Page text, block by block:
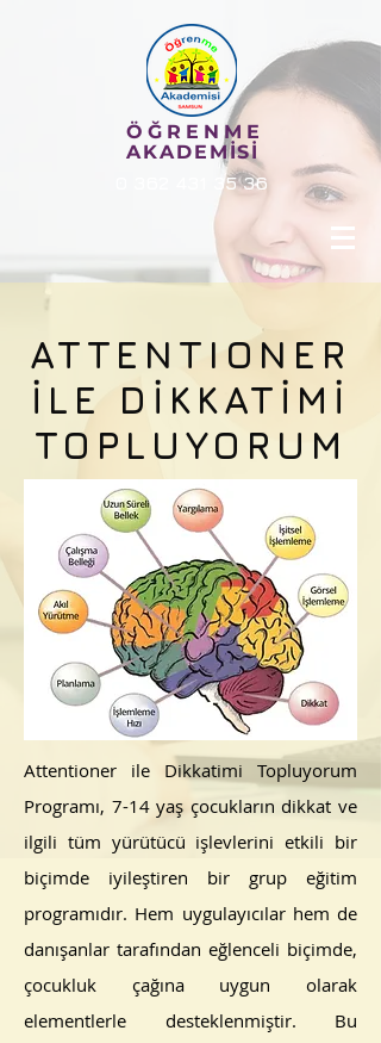
ÖĞRENME
AKADEMİSİ
0 362 431 35 36
ATTENTIONER
İLE DİKKATİMİ
TOPLUYORUM
Attentioner ile Dikkatimi Topluyorum
Programı, 7-14 yaş çocukların dikkat ve
ilgili tüm yürütücü işlevlerini etkili bir
biçimde iyileştiren bir grup eğitim
programıdır. Hem uygulayıcılar hem de
danışanlar tarafından eğlenceli biçimde,
çocukluk çağına uygun olarak
elementlerle desteklenmiştir. Bu